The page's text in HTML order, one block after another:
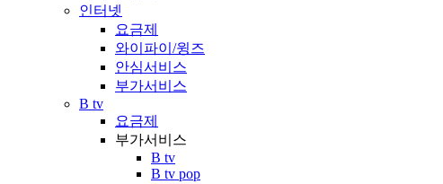
인터넷
요금제
와이파이/윙즈
안심서비스
부가서비스
B tv
요금제
부가서비스
B tv
B tv pop